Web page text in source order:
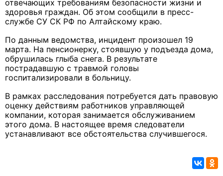
отвечающих требованиям безопасности жизни и
здоровья граждан. Об этом сообщили в пресс-
службе СУ СК РФ по Алтайскому краю.
По данным ведомства, инцидент произошел 19
марта. На пенсионерку, стоявшую у подъезда дома,
обрушилась глыба снега. В результате
пострадавшую с травмой головы
госпитализировали в больницу.
В рамках расследования потребуется дать правовую
оценку действиям работников управляющей
компании, которая занимается обслуживанием
этого дома. В настоящее время следователи
устанавливают все обстоятельства случившегося.